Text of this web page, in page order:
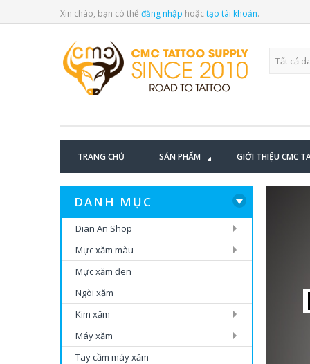
Xin chào, bạn có thể đăng nhập hoặctạo tài khoản.
TRANG CHỦ SẢN PHẨM GIỚI THIỆU CMC
DANH MỤC
Dian An Shop
Mực xăm màu
Mực xăm đen
Ngòi xăm
Kim xăm
Máy xăm
Tay cầm máy xăm